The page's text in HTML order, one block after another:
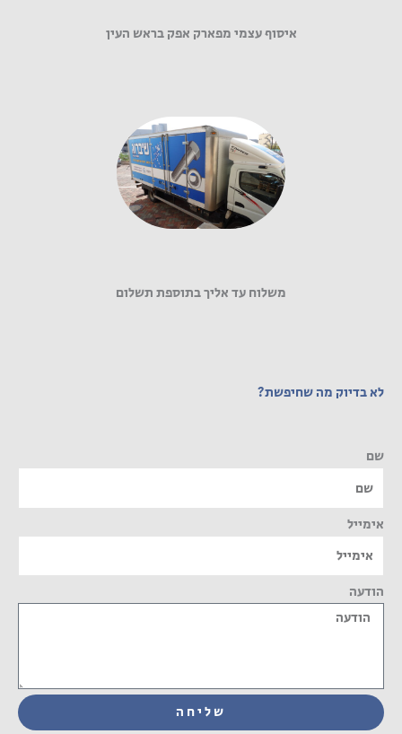
איסוף עצמי מפארק אפק בראש העין
משלוח עד אליך בתוספת תשלום
לא בדיוק מה שחיפשת?
שם
אימייל
הודעה
שליחה